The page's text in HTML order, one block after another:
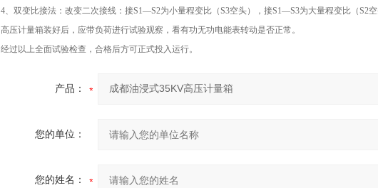
4、双变比接法：改变二次接线：接S1—S2为小量程变比（S3空头），接S1—S3为大量程变比（S2空
高压计量箱装好后，应带负荷进行试验观察，看有功无功电能表转动是否正常。
经过以上全面试验检查，合格后方可正式投入运行。
产品：
您的单位：
您的姓名：